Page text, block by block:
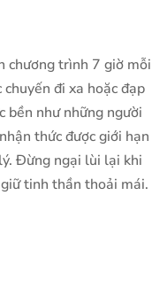
chương trình 7 giờ mỗi
đi xa hoặc đạp
bền như những người
thức được giới hạn
Đừng ngại lùi lại khi
tinh thần thoải mái.